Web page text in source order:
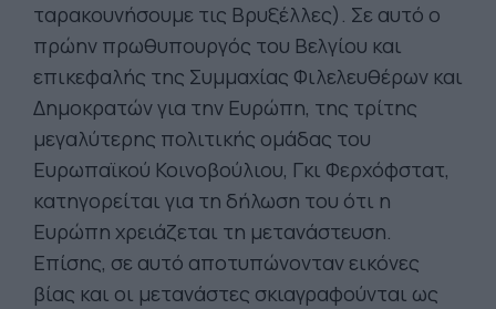
ταρακουνήσουμε τις Βρυξέλλες). Σε αυτό ο
πρώην πρωθυπουργός του Βελγίου και
επικεφαλής της Συμμαχίας Φιλελευθέρων και
Δημοκρατών για την Ευρώπη, της τρίτης
μεγαλύτερης πολιτικής ομάδας του
Ευρωπαϊκού Κοινοβούλιου, Γκι Φερχόφστατ,
κατηγορείται για τη δήλωση του ότι η
Ευρώπη χρειάζεται τη μετανάστευση.
Επίσης, σε αυτό αποτυπώνονταν εικόνες
βίας και οι μετανάστες σκιαγραφούνται ως